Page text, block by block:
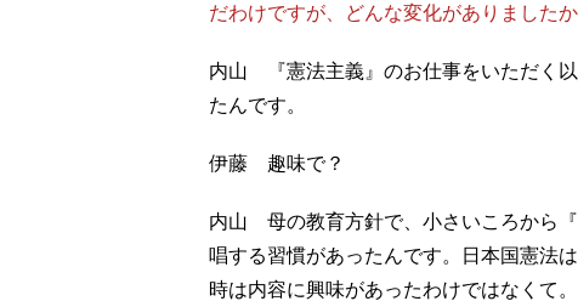
だわけですが、どんな変化がありましたか
内山 『憲法主義』のお仕事をいただく
たんです。
伊藤 趣味で？
内山 母の教育方針で、小さいころから
唱する習慣があったんです。日本国憲法
時は内容に興味があったわけではなくて。